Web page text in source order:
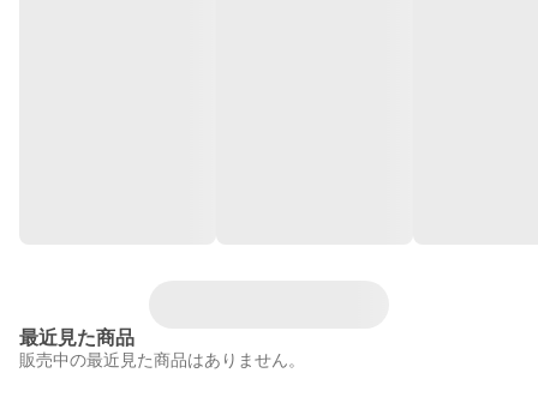
最近見た商品
販売中の最近見た商品はありません。